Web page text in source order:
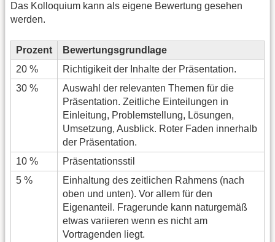
Das Kolloquium kann als eigene Bewertung gesehen
werden.
Prozent
Bewertungsgrundlage
20 %
Richtigikeit der Inhalte der Präsentation.
30 %
Auswahl der relevanten Themen für die
Präsentation. Zeitliche Einteilungen in
Einleitung, Problemstellung, Lösungen,
Umsetzung, Ausblick. Roter Faden innerhalb
der Präsentation.
10 %
Präsentationsstil
5 %
Einhaltung des zeitlichen Rahmens (nach
oben und unten). Vor allem für den
Eigenanteil. Fragerunde kann naturgemäß
etwas variieren wenn es nicht am
Vortragenden liegt.